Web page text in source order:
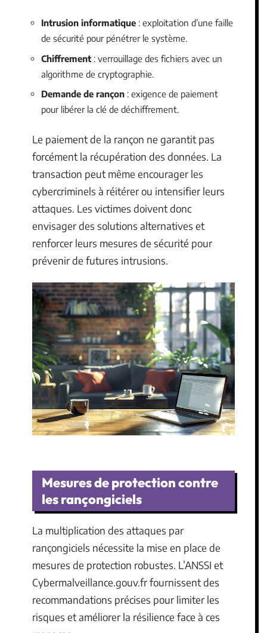
Intrusion informatique : exploitation d’une faille
de sécurité pour pénétrer le système.
Chiffrement : verrouillage des fichiers avec un
algorithme de cryptographie.
Demande de rançon : exigence de paiement
pour libérer la clé de déchiffrement.
Le paiement de la rançon ne garantit pas
forcément la récupération des données. La
transaction peut même encourager les
cybercriminels à réitérer ou intensifier leurs
attaques. Les victimes doivent donc
envisager des solutions alternatives et
renforcer leurs mesures de sécurité pour
prévenir de futures intrusions.
Mesures de protection contre
les rançongiciels
La multiplication des attaques par
rançongiciels nécessite la mise en place de
mesures de protection robustes. L’ANSSI et
Cybermalveillance.gouv.fr fournissent des
recommandations précises pour limiter les
risques et améliorer la résilience face à ces